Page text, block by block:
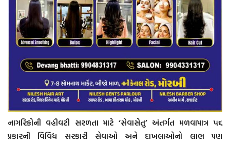
નાગરિકોની વહીવટી સરળતા માટે ‘સેવાસેતુ’ અંતર્ગત મળવાપાત્ર ૫૬
પ્રકારની વિવિધ સરકારી સેવાઓ અને દાખલાઓનો લાભ પણ